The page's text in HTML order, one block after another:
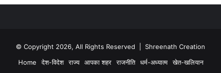
© Copyright 2026, All Rights Reserved | Shreenath Creation
Home
देश-विदेश राज्य आपका शहर राजनीति धर्म-अध्यात्म
खेत-खलियान